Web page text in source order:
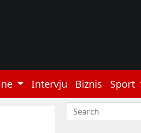
Intervju Biznis Sport